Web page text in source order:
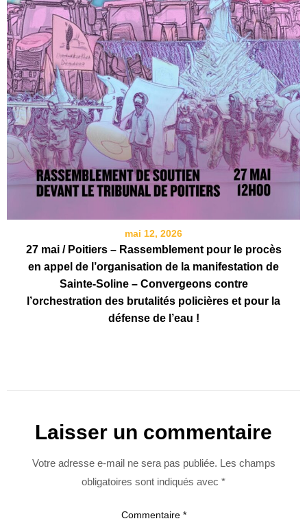
mai 12, 2026
27 mai / Poitiers – Rassemblement pour le procès
en appel de l’organisation de la manifestation de
Sainte-Soline – Convergeons contre
l’orchestration des brutalités policières et pour la
défense de l’eau !
Laisser un commentaire
Votre adresse e-mail ne sera pas publiée. Les champs
obligatoires sont indiqués avec *
Commentaire *